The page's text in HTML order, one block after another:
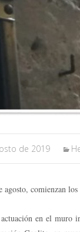
de 2019
agosto, comienzan
en el muro